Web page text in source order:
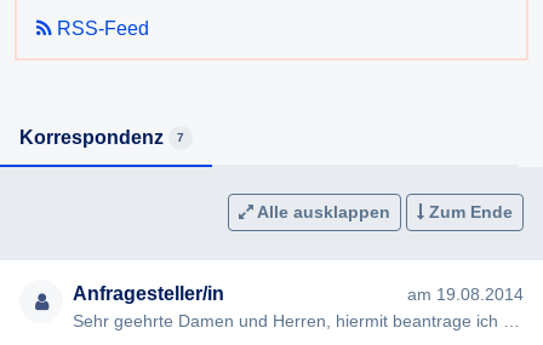
RSS-Feed
Korrespondenz 7
Alle ausklappen Zum Ende
Anfragesteller/in
am 19.08.2014